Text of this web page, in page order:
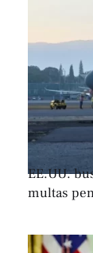
EE.UU.
multas